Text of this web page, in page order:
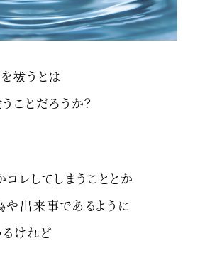
祓うとは
ことだろうか？
コレしてしまうこととか
出来事であるように
けれど